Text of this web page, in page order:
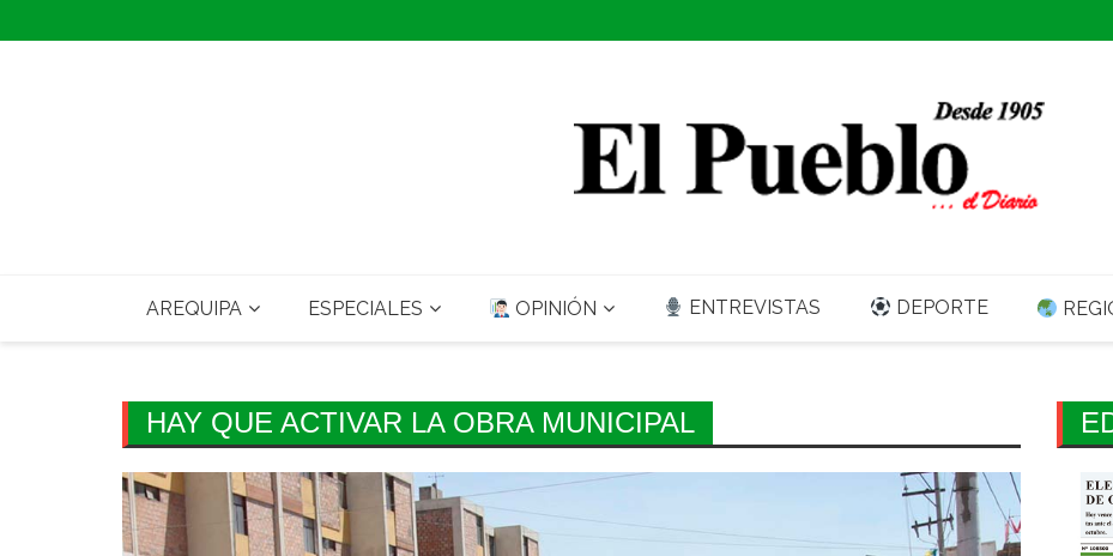
to
AREQUIPA ESPECIALES OPINIÓN ENTREVISTAS DEPORTE
HAY QUE ACTIVAR LA OBRA MUNICIPAL